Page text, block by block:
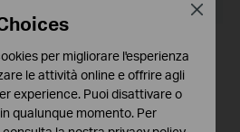
for compliance with STQC/BIS
per migliorare l'esperienza
le attività online e offrire agli
experience. Puoi disattivare o
qualunque momento. Per
Close